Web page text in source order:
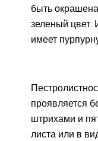
быть
зеленый цвет.
имеет
проявляется
штрихами и
листа или в